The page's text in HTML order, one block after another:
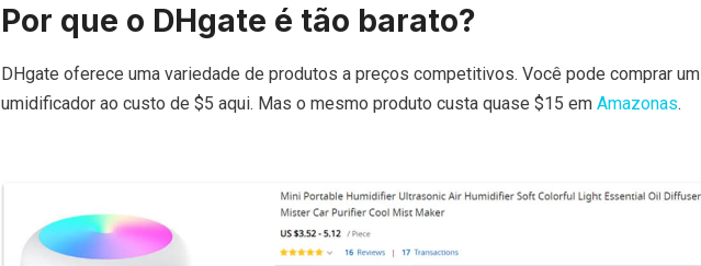
Por que o DHgate é tão barato?
DHgate oferece uma variedade de produtos a preços competitivos. Você pode comprar um
umidificador ao custo de $5 aqui. Mas o mesmo produto custa quase $15 em Amazonas.